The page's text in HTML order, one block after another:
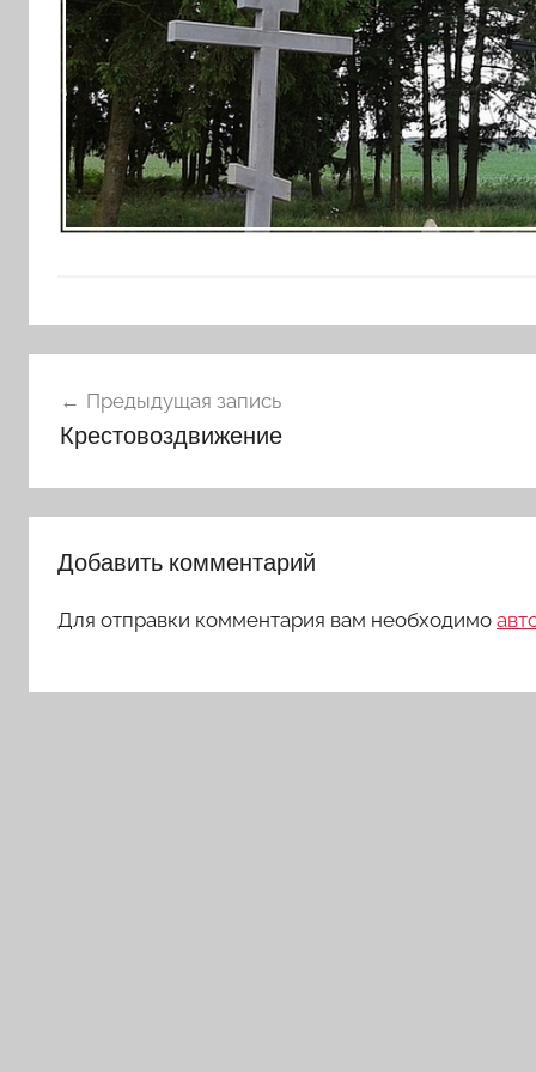
по
записям
Предыдущая запись
Крестовоздвижение
Добавить комментарий
Для отправки комментария вам необходимо